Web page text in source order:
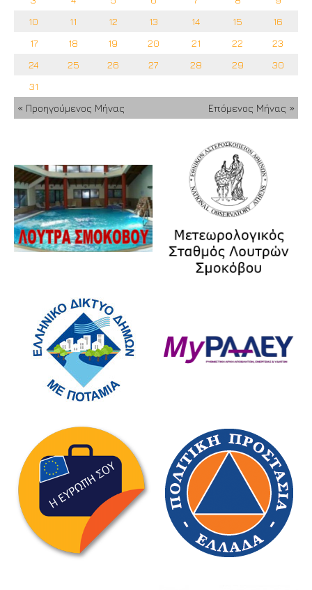
10
11 12 13 14 15
16
17
18 19 20 21 22
23
24
25 26 27 28 29
30
31
« Προηγούμενος Μήνας
Επόμενος Μήνας »